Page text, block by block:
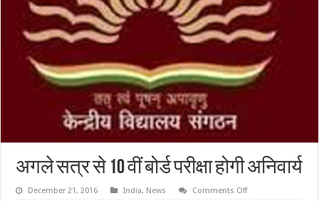
अगले सत्र से 10 वीं बोर्ड परीक्षा होगी अनिवार्य
December 21, 2016 India, News Comments Offon